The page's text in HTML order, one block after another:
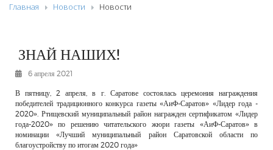
НОВОСТИ
К СВЕДЕНИЮ
РЕКЛАМОДАТЕЛЯМ
ОБЪЯВЛЕНИЯ
КОНТАКТЫ
Главная Новости Новости
ЗНАЙ НАШИХ!
6 апреля 2021
В пятницу, 2 апреля, в г. Саратове состоялась церемония награждения
победителей традиционного конкурса газеты «АиФ-Саратов» «Лидер года -
2020». Ртищевский муниципальный район награжден сертификатом «Лидер
года-2020» по решению читательского жюри газеты «АиФ-Саратов» в
номинации «Лучший муниципальный район Саратовской области по
благоустройству по итогам 2020 года»